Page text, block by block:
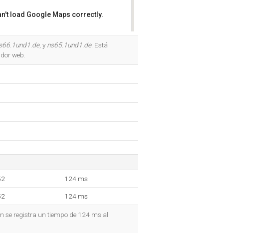
load Google Maps correctly.
, y ns65.1und1.de. Está
web.
124 ms
124 ms
se registra un tiempo de 124 ms al